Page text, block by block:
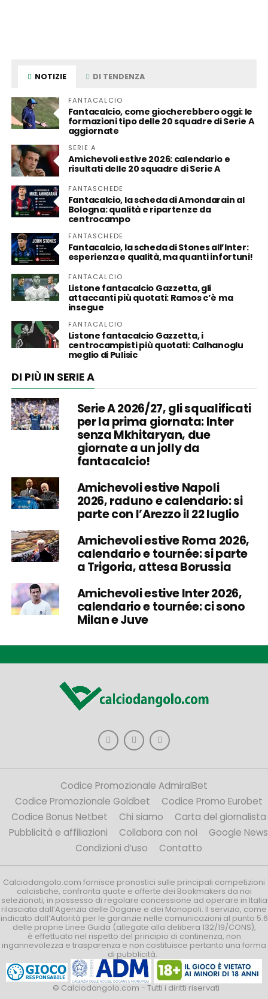
NOTIZIE DI TENDENZA
FANTACALCIO
Fantacalcio, come giocherebbero oggi: le
formazioni tipo delle 20 squadre di Serie A
aggiornate
SERIE A
Amichevoli estive 2026: calendario e
risultati delle 20 squadre di Serie A
FANTASCHEDE
Fantacalcio, la scheda di Amondarain al
Bologna: qualità e ripartenze da
centrocampo
FANTASCHEDE
Fantacalcio, la scheda di Stones all’Inter:
esperienza e qualità, ma quanti infortuni!
FANTACALCIO
Listone fantacalcio Gazzetta, gli
attaccanti più quotati: Ramos c’è ma
insegue
FANTACALCIO
Listone fantacalcio Gazzetta, i
centrocampisti più quotati: Calhanoglu
meglio di Pulisic
DI PIÙ IN SERIE A
Serie A 2026/27, gli squalificati
per la prima giornata: Inter
senza Mkhitaryan, due
giornate a un jolly da
fantacalcio!
Amichevoli estive Napoli
2026, raduno e calendario: si
parte con l’Arezzo il 22 luglio
Amichevoli estive Roma 2026,
calendario e tournée: si parte
a Trigoria, attesa Borussia
Amichevoli estive Inter 2026,
calendario e tournée: ci sono
Milan e Juve
Codice Promozionale AdmiralBet
Codice Promozionale Goldbet
Codice Promo Eurobet
Codice Bonus Netbet
Chi siamo
Carta del giornalista
Pubblicità e affiliazioni
Collabora con noi
Google News
Condizioni d’uso
Contatto
Calciodangolo.com fornisce pronostici sulle principali competizioni
calcistiche, confronta quote e offerte dei Bookmakers da noi
selezionati, in possesso di regolare concessione ad operare in Italia
rilasciata dall’Agenzia delle Dogane e dei Monopoli. Il servizio, come
indicato dall’Autorità per le garanzie nelle comunicazioni al punto 5.6
delle proprie Linee Guida (allegate alla delibera 132/19/CONS),
è effettuato nel rispetto del principio di continenza, non
ingannevolezza e trasparenza e non costituisce pertanto una forma
di pubblicità.
© Calciodangolo.com - Tutti i diritti riservati